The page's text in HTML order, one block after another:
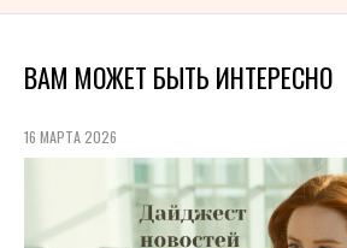
ВАМ МОЖЕТ БЫТЬ ИНТЕРЕСНО
16 МАРТА 2026